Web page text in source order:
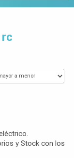
y Stock con los